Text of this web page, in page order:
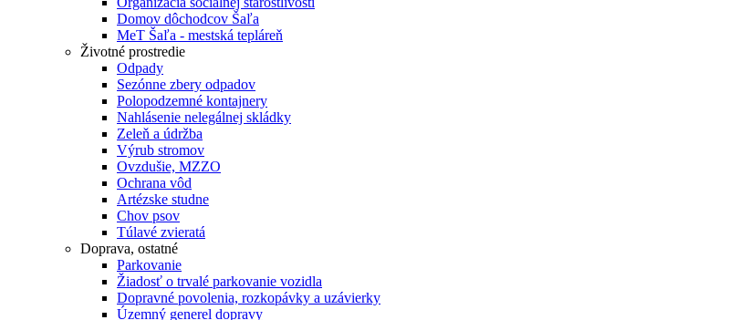
Domov dôchodcov Šaľa
MeT Šaľa - mestská tepláreň
Životné prostredie
Odpady
Sezónne zbery odpadov
Polopodzemné kontajnery
Nahlásenie nelegálnej skládky
Zeleň a údržba
Výrub stromov
Ovzdušie, MZZO
Ochrana vôd
Artézske studne
Chov psov
Túlavé zvieratá
Doprava, ostatné
Parkovanie
Žiadosť o trvalé parkovanie vozidla
Dopravné povolenia, rozkopávky a uzávierky
Územný generel dopravy